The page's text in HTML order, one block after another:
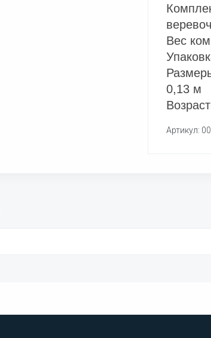
Вес
0,13 м
Артикул: